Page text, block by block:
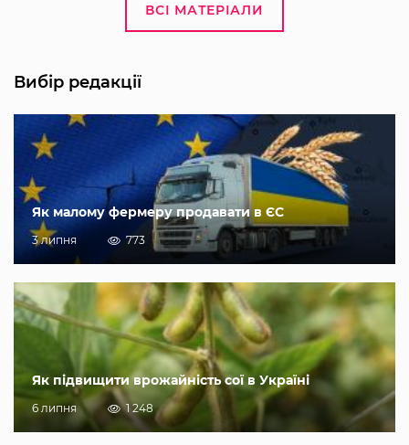
ВСІ МАТЕРІАЛИ
Вибір редакції
Як малому фермеру продавати в ЄС
3 липня 773
Як підвищити врожайність сої в Україні
6 липня 1 248